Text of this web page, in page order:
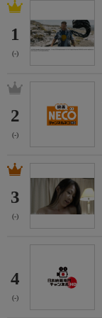
1
(-)
2
(-)
3
(-)
4
(-)